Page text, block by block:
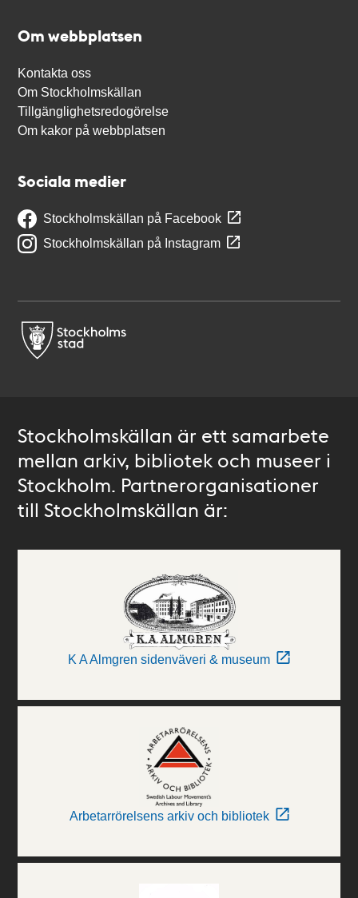
Om webbplatsen
Kontakta oss
Om Stockholmskällan
Tillgänglighetsredogörelse
Om kakor på webbplatsen
Sociala medier
Stockholmskällan på Facebook
Stockholmskällan på Instagram
Stockholmskällan är ett samarbete
mellan arkiv, bibliotek och museer i
Stockholm. Partnerorganisationer
till Stockholmskällan är:
K A Almgren sidenväveri & museum
Arbetarrörelsens arkiv och bibliotek